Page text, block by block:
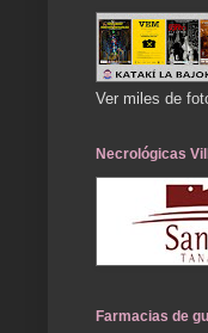
Ver miles de
Necrológicas
Farmacias de